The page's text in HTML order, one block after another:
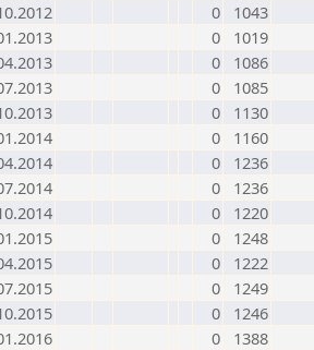
0
1043
0
1019
0
1086
0
1085
0
1130
0
1160
0
1236
0
1236
0
1220
0
1248
0
1222
0
1249
0
1246
0
1388